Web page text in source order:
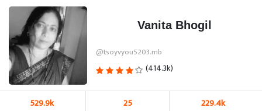
Vanita Bhogil
@tsoyvyou5203.mb
(414.3k)
529.9k 25 229.4k